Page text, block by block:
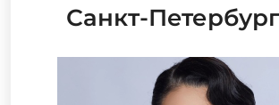
Санкт-